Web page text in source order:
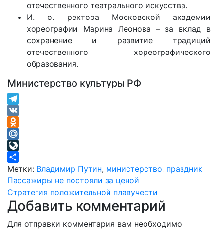
отечественного театрального искусства.
И. о. ректора Московской академии
хореографии Марина Леонова – за вклад в
сохранение и развитие традиций
отечественного хореографического
образования.
Министерство культуры РФ
Telegram
VK
Odnoklassniki
Mail.Ru
LiveJournal
Отправить
Метки: Владимир Путин, министерство, праздник
Навигация
по
записям
Пассажиры не постояли за ценой
Стратегия положительной плавучести
Добавить комментарий
Для отправки комментария вам необходимо